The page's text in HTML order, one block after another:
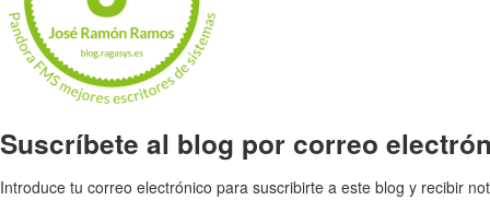
Suscríbete al blog por correo
Introduce tu correo electrónico para suscribirte a este blog y recibir